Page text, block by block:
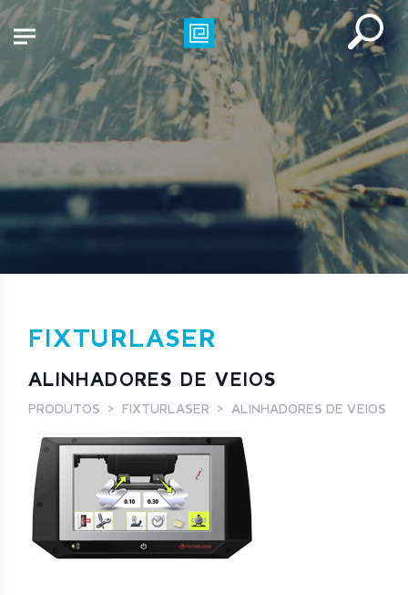
FIXTURLASER
ALINHADORES DE VEIOS
PRODUTOS FIXTURLASER ALINHADORES DE VEIOS